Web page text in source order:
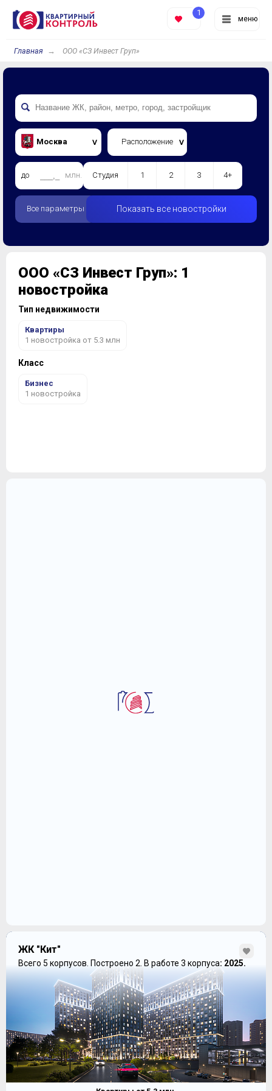
меню
1
Главная ООО «СЗ Инвест Груп»
Москва Расположение
до млн. Студия 1 2 3 4+
Все параметры Показать все новостройки
ООО «СЗ Инвест Груп»: 1
новостройка
Тип недвижимости
Квартиры
1 новостройка от 5.3 млн
Класс
Бизнес
1 новостройка
ЖК "Кит"
Всего 5 корпусов. Построено 2. В работе 3 корпуса: 2025.